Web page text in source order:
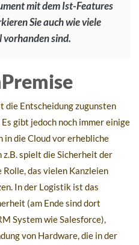
mit dem Ist-Features
Sie auch wie viele
vorhanden sind.
die Entscheidung zugunsten
gibt jedoch noch immer einige
die Cloud vor erhebliche
spielt die Sicherheit der
das vielen Kanzleien
In der Logistik ist das
(am Ende sind dort
System wie Salesforce),
von Hardware, die in der